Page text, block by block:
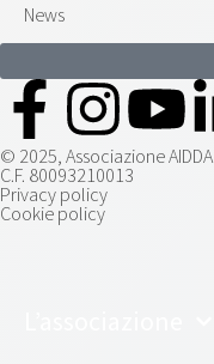
News
© 2025, Associazione AIDDA
C.F. 80093210013
Privacy policy
Cookie policy